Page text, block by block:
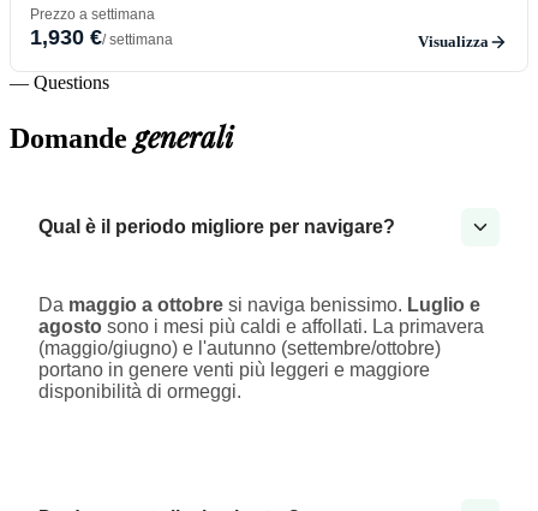
Prezzo a settimana
1,930 €/ settimana Visualizza
— Questions
Domandegenerali
Qual è il periodo migliore per navigare?
Da maggio a ottobre si naviga benissimo. Luglio e
agosto sono i mesi più caldi e affollati. La primavera
(maggio/giugno) e l'autunno (settembre/ottobre)
portano in genere venti più leggeri e maggiore
disponibilità di ormeggi.